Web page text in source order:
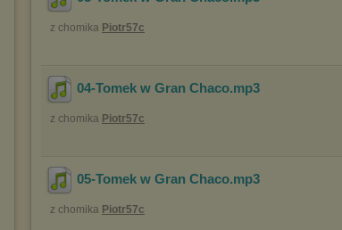
z chomika Piotr57c
04-Tomek w Gran Chaco.mp3
z chomika Piotr57c
05-Tomek w Gran Chaco.mp3
z chomika Piotr57c